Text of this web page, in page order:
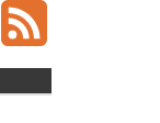
YouTube